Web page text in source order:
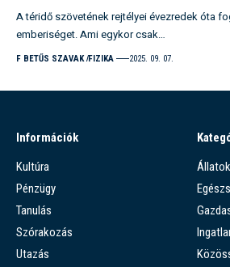
A téridő szövetének rejtélyei évezredek óta
emberiséget. Ami egykor csak…
F BETŰS SZAVAK FIZIKA 2025. 09. 07.
Információk
Kultúra
Pénzügy
Tanulás
Szórakozás
Utazás
Állatok